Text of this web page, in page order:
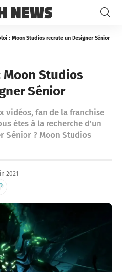
: Moon Studios recrute un Designer Sénior
Moon Studios
Sénior
vidéos, fan de la franchise
êtes à la recherche d'un
Sénior ? Moon Studios
2021